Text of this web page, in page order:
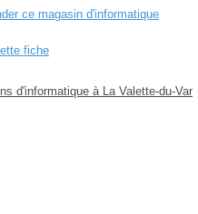
ce magasin d'informatique
fiche
d'informatique à La Valette-du-Var